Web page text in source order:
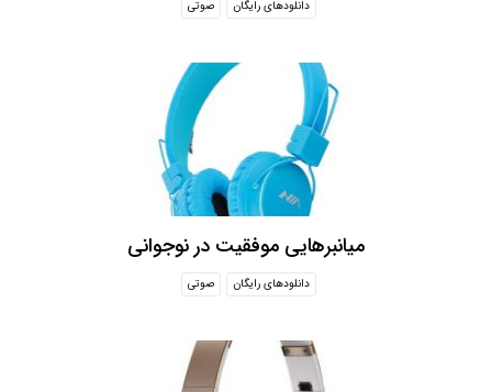
دانلودهای رایگان صوتی
میانبرهایی موفقیت در نوجوانی
دانلودهای رایگان صوتی